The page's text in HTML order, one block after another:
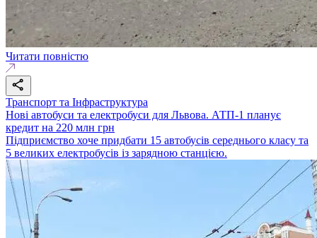
Читати повністю
Транспорт та Інфраструктура
Нові автобуси та електробуси для Львова. АТП-1 планує
кредит на 220 млн грн
Підприємство хоче придбати 15 автобусів середнього класу та
5 великих електробусів із зарядною станцією.